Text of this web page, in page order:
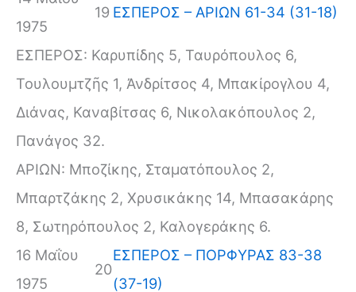
1975
19 ΕΣΠΕΡΟΣ – ΑΡΙΩΝ 61-34 (31-18)
ΕΣΠΕΡΟΣ: Καρυπίδης 5, Ταυρόπουλος 6,
Τουλουμτζῆς 1, Ἀνδρίτσος 4, Μπακίρογλου 4,
Διάνας, Καναβίτσας 6, Νικολακόπουλος 2,
Πανάγος 32.
ΑΡΙΩΝ: Μποζίκης, Σταματόπουλος 2,
Μπαρτζάκης 2, Χρυσικάκης 14, Μπασακάρης
8, Σωτηρόπουλος 2, Καλογεράκης 6.
16 Μαΐου
1975
20
ΕΣΠΕΡΟΣ – ΠΟΡΦΥΡΑΣ 83-38
(37-19)